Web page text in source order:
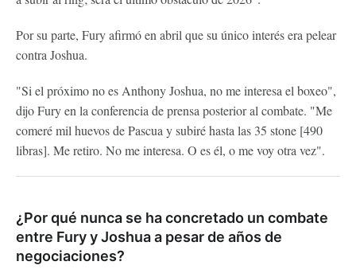
Por su parte, Fury afirmó en abril que su único interés era pelear
contra Joshua.
"Si el próximo no es Anthony Joshua, no me interesa el boxeo",
dijo Fury en la conferencia de prensa posterior al combate. "Me
comeré mil huevos de Pascua y subiré hasta las 35 stone [490
libras]. Me retiro. No me interesa. O es él, o me voy otra vez".
¿Por qué nunca se ha concretado un combate
entre Fury y Joshua a pesar de años de
negociaciones?